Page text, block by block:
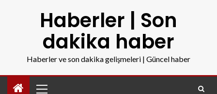
Haberler | Son
dakika haber
Haberler ve son dakika gelişmeleri | Güncel haber